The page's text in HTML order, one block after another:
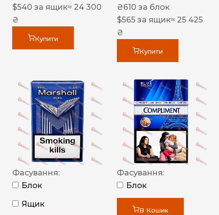
$540 за ящик≈ 24 300
₴
Купити
₴610 за блок
$565 за ящик≈ 25 425
₴
Купити
Фасування:
Блок
Ящик
Фасування:
Блок
В Кошик